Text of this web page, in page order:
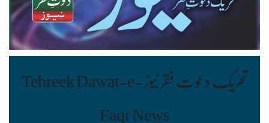
تحریک دعوتِ فقر نیوز Tehreek Dawat-e-
Faqr News